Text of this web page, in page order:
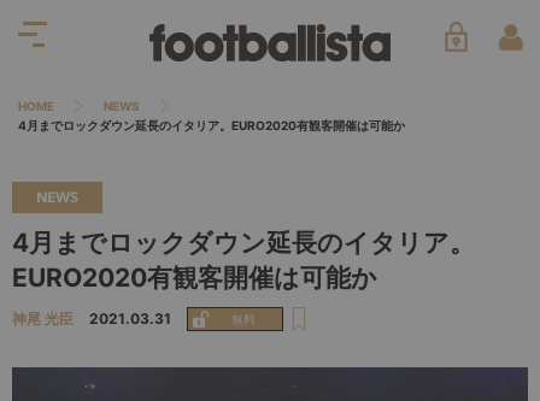
HOME
NEWS
4月までロックダウン延長のイタリア。EURO2020有観客開催は可能か
NEWS
4月までロックダウン延長のイタリア。
EURO2020有観客開催は可能か
神尾 光臣 2021.03.31